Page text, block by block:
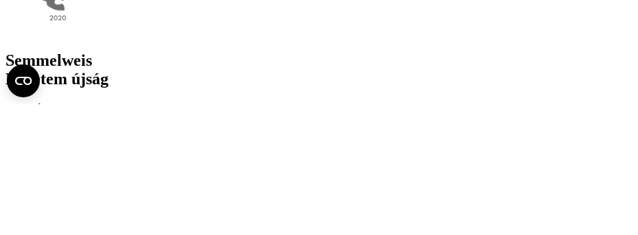
Semmelweis
Egyetem újság
július